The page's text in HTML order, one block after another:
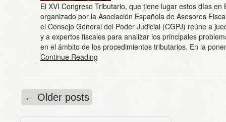
El XVI Congreso Tributario, que tiene lugar estos días en
organizado por la Asociación Española de Asesores
el Consejo General del Poder Judicial (CGPJ) reúne a
y a expertos fiscales para analizar los principales
en el ámbito de los procedimientos tributarios. En la
Continue Reading
← Older posts